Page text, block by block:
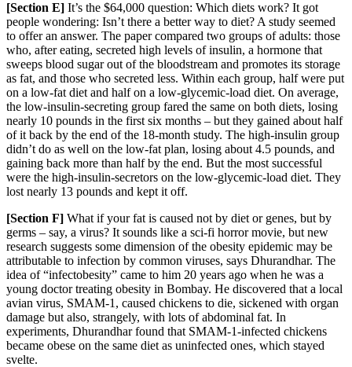
[Section E] It’s the $64,000 question: Which diets work? It got
people wondering: Isn’t there a better way to diet? A study seemed
to offer an answer. The paper compared two groups of adults: those
who, after eating, secreted high levels of insulin, a hormone that
sweeps blood sugar out of the bloodstream and promotes its storage
as fat, and those who secreted less. Within each group, half were put
on a low-fat diet and halfon a low-glycemic-load diet. On average,
the low-insulin-secreting group fared the same on both diets, losing
nearly 10 pounds in the first six months – but they gained about half
of it back by the end of the 18-month study. The high-insulin group
didn’t do as well on the low-fat plan, losing about 4.5 pounds, and
gaining back more than half by the end. But the most successful
were the high-insulin-secretors on the low-glycemic-load diet. They
lost nearly 13 pounds and kept it off.
[Section F] What if your fat is caused not by diet or genes, but by
germs – say, a virus? It sounds like a sci-fi horror movie, but new
research suggests some dimension of the obesity epidemic may be
attributable to infection by common viruses, says Dhurandhar. The
idea of “infectobesity” came to him 20 years ago when he was a
young doctor treating obesity in Bombay. He discovered that a local
avian virus, SMAM-1, caused chickens to die, sickened with organ
damage but also, strangely, with lots of abdominal fat. In
experiments, Dhurandhar found that SMAM-1-infected chickens
became obese on the same diet as uninfected ones, which stayed
svelte.